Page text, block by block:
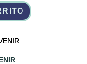
actual
es:
$34.800.